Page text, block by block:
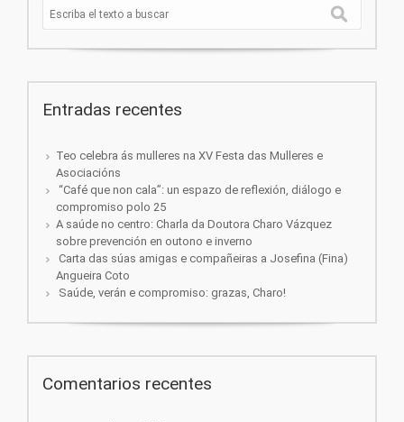
Entradas recentes
Teo celebra ás mulleres na XV Festa das Mulleres e
Asociacións
“Café que non cala”: un espazo de reflexión, diálogo e
compromiso polo 25
A saúde no centro: Charla da Doutora Charo Vázquez
sobre prevención en outono e inverno
Carta das súas amigas e compañeiras a Josefina (Fina)
Angueira Coto
Saúde, verán e compromiso: grazas, Charo!
Comentarios recentes